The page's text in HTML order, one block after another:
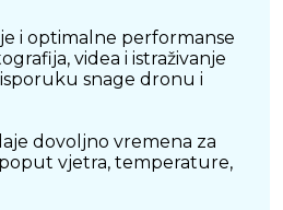
i optimalne performanse
videa i istraživanje
snage dronu i
dovoljno vremena za
poput vjetra, temperature,